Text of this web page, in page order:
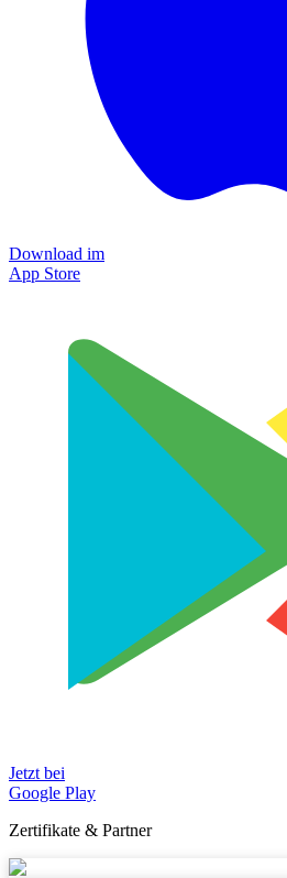
Download im
App Store
Jetzt bei
Google Play
Zertifikate & Partner